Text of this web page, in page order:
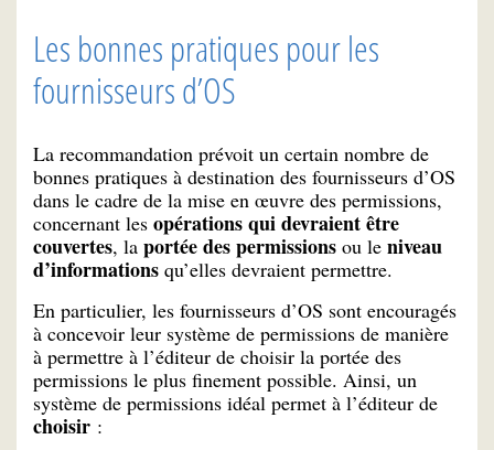
Les bonnes pratiques pour les
fournisseurs d’OS
La recommandation prévoit un certain nombre de
bonnes pratiques à destination des fournisseurs d’OS
dans le cadre de la mise en œuvre des permissions,
concernant les opérations qui devraient être
couvertes, la portée des permissions ou le niveau
d’informations qu’elles devraient permettre.
En particulier, les fournisseurs d’OS sont encouragés
à concevoir leur système de permissions de manière
à permettre à l’éditeur de choisir la portée des
permissions le plus finement possible. Ainsi, un
système de permissions idéal permet à l’éditeur de
choisir :